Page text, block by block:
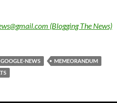
(Blogging The News)
GOOGLE-NEWS
MEMEORANDUM